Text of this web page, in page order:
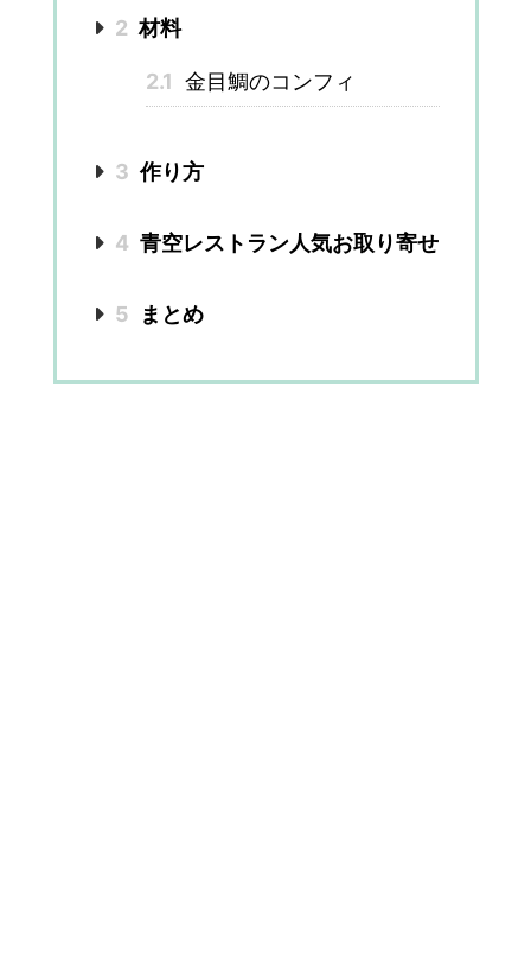
2 材料
2.1 金目鯛のコンフィ
3 作り方
4 青空レストラン人気お取り寄せ
5 まとめ